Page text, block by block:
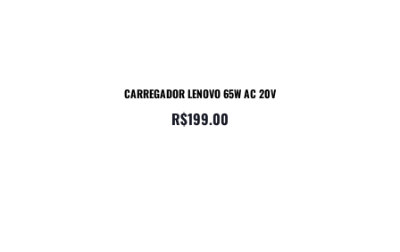
CARREGADOR LENOVO 65W AC 20V
R$199.00